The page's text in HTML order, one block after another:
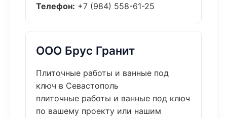
Телефон: +7 (984) 558-61-25
ООО Брус Гранит
Плиточные работы и ванные под
ключ в Севастополь
плиточные работы и ванные под ключ
по вашему проекту или нашим